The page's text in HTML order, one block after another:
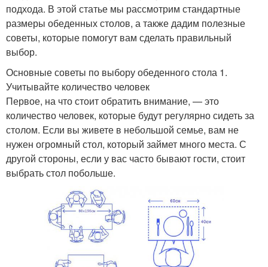
подхода. В этой статье мы рассмотрим стандартные
размеры обеденных столов, а также дадим полезные
советы, которые помогут вам сделать правильный
выбор.
Основные советы по выбору обеденного стола 1.
Учитывайте количество человек
Первое, на что стоит обратить внимание, — это
количество человек, которые будут регулярно сидеть за
столом. Если вы живете в небольшой семье, вам не
нужен огромный стол, который займет много места. С
другой стороны, если у вас часто бывают гости, стоит
выбрать стол побольше.